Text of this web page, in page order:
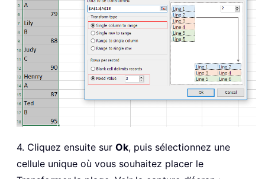
4. Cliquez ensuite sur Ok, puis sélectionnez une
cellule unique où vous souhaitez placer le